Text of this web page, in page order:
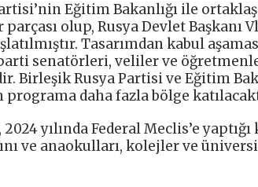
Eğitim Bakanlığı ile
parçası olup, Rusya Devlet
Tasarımdan kabul
senatörleri, veliler ve
Birleşik Rusya Partisi ve Eğitim
programa daha fazla bölge
yılında Federal Meclis’e
ve anaokulları, kolejler ve